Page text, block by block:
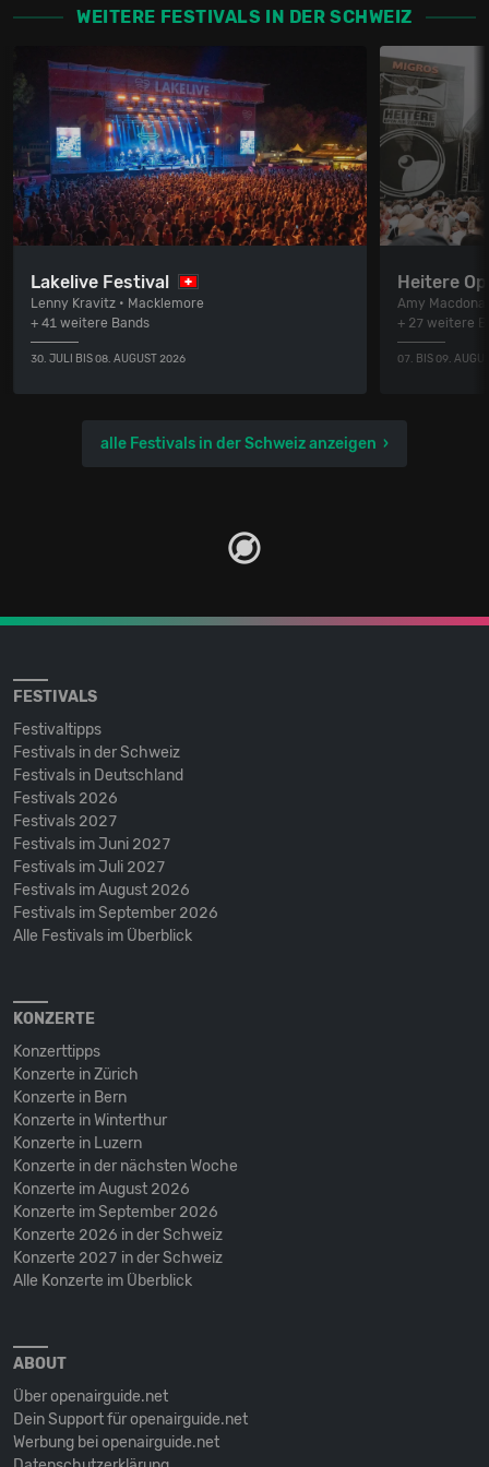
WEITERE FESTIVALS IN DER SCHWEIZ
Lakelive Festival
Lenny Kravitz • Macklemore
+ 41 weitere Bands
30. JULI BIS 08. AUGUST 2026
Heitere
Amy
+ 27 weitere
07. BIS 09.
alle Festivals in der Schweiz anzeigen
FESTIVALS
Festivaltipps
Festivals in der Schweiz
Festivals in Deutschland
Festivals 2026
Festivals 2027
Festivals im Juni 2027
Festivals im Juli 2027
Festivals im August 2026
Festivals im September 2026
Alle Festivals im Überblick
KONZERTE
Konzerttipps
Konzerte in Zürich
Konzerte in Bern
Konzerte in Winterthur
Konzerte in Luzern
Konzerte in der nächsten Woche
Konzerte im August 2026
Konzerte im September 2026
Konzerte 2026 in der Schweiz
Konzerte 2027 in der Schweiz
Alle Konzerte im Überblick
ABOUT
Über openairguide.net
Dein Support für openairguide.net
Werbung bei openairguide.net